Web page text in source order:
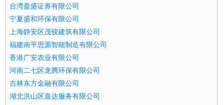
台湾盈盛证券有限公司
宁夏盛和环保有限公司
上海静安区茂骏建筑有限公司
福建南平思源智能制造有限公司
香港广安农业有限公司
河南二七区龙腾环保有限公司
吉林东方金融有限公司
湖北洪山区嘉达服务有限公司